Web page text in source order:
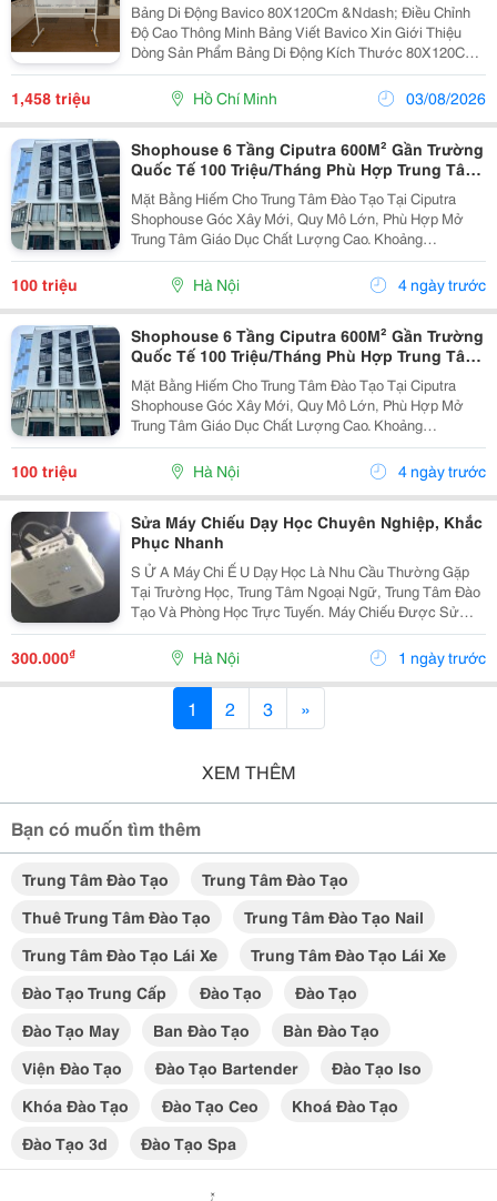
Bảng Di Động Bavico 80X120Cm &Ndash; Điều Chỉnh
Độ Cao Thông Minh Bảng Viết Bavico Xin Giới Thiệu
Dòng Sản Phẩm Bảng Di Động Kích Thước 80X120Cm
Với Tính Năng Điều Chỉnh Độ Cao Linh Hoạt, Giải Pháp
Hoàn Hảo Cho Văn Phòng, Lớp Học, Trung Tâm Đào
1,458 triệu Hồ Chí Minh 03/08/2026
Shophouse 6 Tầng Ciputra 600M² Gần Trường
Quốc Tế 100 Triệu/Tháng Phù Hợp Trung Tâm
Tiếng Anh
Mặt Bằng Hiếm Cho Trung Tâm Đào Tạo Tại Ciputra
Shophouse Góc Xây Mới, Quy Mô Lớn, Phù Hợp Mở
Trung Tâm Giáo Dục Chất Lượng Cao. Khoảng
600M&Sup2; Sử Dụng. Thiết Kế Thông Sàn, Dễ Chia
Lớp Học. Có Thang Máy, Hệ Thống Pccc Đầy Đủ. Nằm
Giữa Khu...
100 triệu Hà Nội 4 ngày trước
Shophouse 6 Tầng Ciputra 600M² Gần Trường
Quốc Tế 100 Triệu/Tháng Phù Hợp Trung Tâm
Tiếng Anh
Mặt Bằng Hiếm Cho Trung Tâm Đào Tạo Tại Ciputra
Shophouse Góc Xây Mới, Quy Mô Lớn, Phù Hợp Mở
Trung Tâm Giáo Dục Chất Lượng Cao. Khoảng
600M&Sup2; Sử Dụng. Thiết Kế Thông Sàn, Dễ Chia
Lớp Học. Có Thang Máy, Hệ Thống Pccc Đầy Đủ. Nằm
Giữa Khu...
100 triệu Hà Nội 4 ngày trước
Sửa Máy Chiếu Dạy Học Chuyên Nghiệp, Khắc
Phục Nhanh
S Ử A Máy Chi Ế U Dạy Học Là Nhu Cầu Thường Gặp
Tại Trường Học, Trung Tâm Ngoại Ngữ, Trung Tâm Đào
Tạo Và Phòng Học Trực Tuyến. Máy Chiếu Được Sử
Dụng Liên Tục Với Tần Suất Cao Nên Có Thể Phát Sinh
Các Lỗi Như Hình Ảnh Mờ, Không Lên Hình, Mất Tín...
300.000₫ Hà Nội 1 ngày trước
1 2 3 »
XEM THÊM
Bạn có muốn tìm thêm
Trung Tâm Đào Tạo
Trung Tâm Đào Tạo
Thuê Trung Tâm Đào Tạo
Trung Tâm Đào Tạo Nail
Trung Tâm Đào Tạo Lái Xe
Trung Tâm Đào Tạo Lái Xe
Đào Tạo Trung Cấp
Đào Tạo
Đào Tạo
Đào Tạo May
Ban Đào Tạo
Bàn Đào Tạo
Viện Đào Tạo
Đào Tạo Bartender
Đào Tạo Iso
Khóa Đào Tạo
Đào Tạo Ceo
Khoá Đào Tạo
Đào Tạo 3d
Đào Tạo Spa